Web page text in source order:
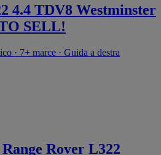
4.4 TDV8 Westminster
SELL!
· 7+ marce · Guida a destra
Rover L322